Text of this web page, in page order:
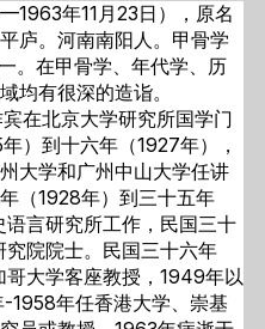
年11月23日），原名
庐。河南南阳人。甲骨学
。在甲骨学、年代学、历
均有很深的造诣。
在北京大学研究所国学门
）到十六年（1927年），
大学和广州中山大学任讲
（1928年）到三十五年
语言研究所工作，民国三十
院院士。民国三十六年
哥大学客座教授，1949年以
1958年任香港大学、崇基